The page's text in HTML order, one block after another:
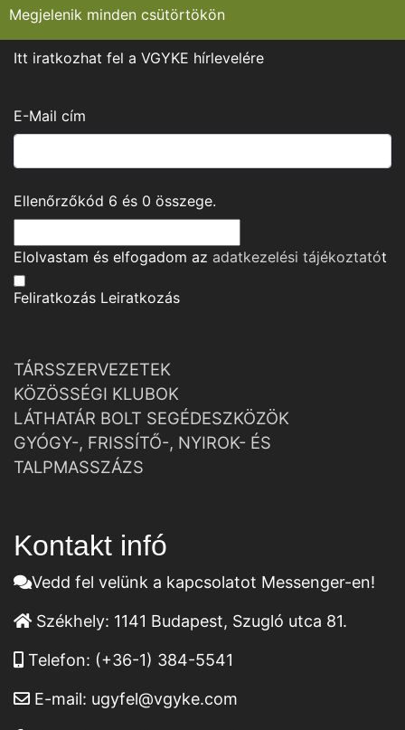
Megjelenik minden csütörtökön
Itt iratkozhat fel a VGYKE hírlevelére
E-Mail cím
Ellenőrzőkód 6 és 0 összege.
Elolvastam és elfogadom az adatkezelési tájékoztatót
Feliratkozás Leiratkozás
TÁRSSZERVEZETEK
KÖZÖSSÉGI KLUBOK
LÁTHATÁR BOLT SEGÉDESZKÖZÖK
GYÓGY-, FRISSÍTŐ-, NYIROK- ÉS
TALPMASSZÁZS
Kontakt infó
Vedd fel velünk a kapcsolatot Messenger-en!
Székhely: 1141 Budapest, Szugló utca 81.
Telefon: (+36-1) 384-5541
E-mail: ugyfel@vgyke.com